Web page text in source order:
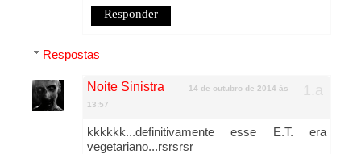
Responder
Respostas
Noite Sinistra
14 de outubro de 2014 às
13:57
kkkkkk...definitivamente esse E.T. era
vegetariano...rsrsrsr